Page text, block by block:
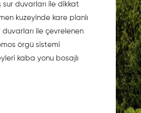
sur duvarları ile dikkat
kuzeyinde kare planlı
duvarları ile çevrelenen
örgü sistemi
kaba yonu bosajlı